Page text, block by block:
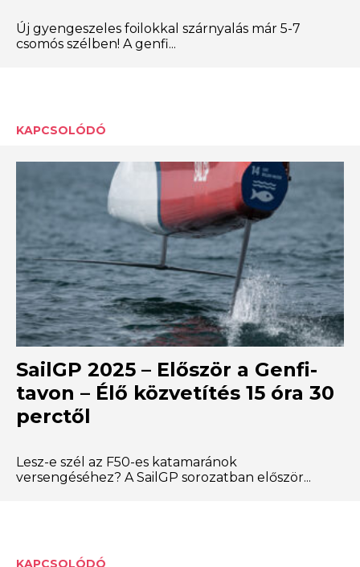
Új gyengeszeles foilokkal szárnyalás már 5-7
csomós szélben! A genfi...
KAPCSOLÓDÓ
SailGP 2025 – Először a Genfi-
tavon – Élő közvetítés 15 óra 30
perctől
Lesz-e szél az F50-es katamaránok
versengéséhez? A SailGP sorozatban először...
KAPCSOLÓDÓ